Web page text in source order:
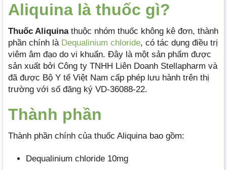
Aliquina là thuốc gì?
Thuốc Aliquinathuộc nhóm thuốc không kê đơn, thành
phần chính là Dequalinium chloride, có tác dụng điều trị
viêm âm đạo do vi khuẩn. Đây là một sản phẩm được
sản xuất bởi Công ty TNHH Liên Doanh Stellapharm và
đã được Bộ Y tế Việt Nam cấp phép lưu hành trên thị
trường với số đăng ký VD-36088-22.
Thành phần
Thành phần chính của thuốc Aliquina bao gồm:
Dequalinium chloride 10mg